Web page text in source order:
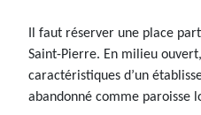
Il faut réserver une place
Saint-Pierre. En milieu
caractéristiques d’un
abandonné comme paroisse